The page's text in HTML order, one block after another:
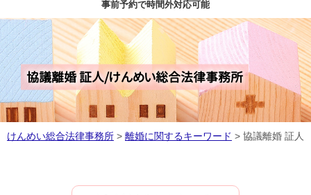
事前予約で時間外対応可能
協議離婚 証人/けんめい総合法律事務所
けんめい総合法律事務所 > 離婚に関するキーワード > 協議離婚 証人